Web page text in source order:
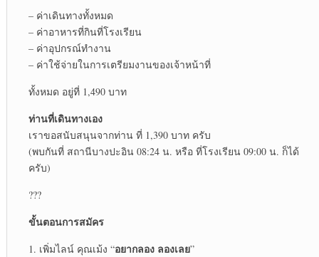
– ค่าเดินทางทั้งหมด
– ค่าอาหารที่กินที่โรงเรียน
– ค่าอุปกรณ์ทำงาน
– ค่าใช้จ่ายในการเตรียมงานของเจ้าหน้าที่
ทั้งหมด อยู่ที่ 1,490 บาท
ท่านที่เดินทางเอง
เราขอสนับสนุนจากท่าน ที่ 1,390 บาท ครับ
(พบกันที่ สถานีบางปะอิน 08:24 น. หรือ ที่โรงเรียน 09:00 น. ก็ได้
ครับ)
???
ขั้นตอนการสมัคร
1. เพิ่มไลน์ คุณเม้ง “อยากลอง ลองเลย”